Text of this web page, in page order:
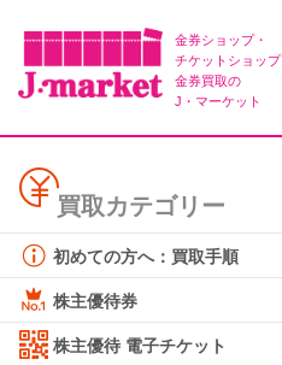
金券ショップ・
チケットショップ
金券買取の
J・マーケット
買取カテゴリー
初めての方へ：買取手順
株主優待券
株主優待 電子チケット